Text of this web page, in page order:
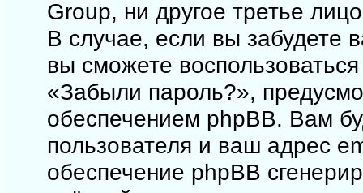
Group, ни другое третье
В случае, если вы забудете
вы сможете
«Забыли пароль?»,
обеспечением phpBB. Вам
пользователя и ваш адрес
обеспечение phpBB